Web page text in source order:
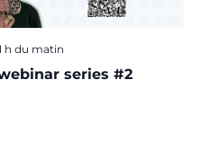
h du matin
series #2